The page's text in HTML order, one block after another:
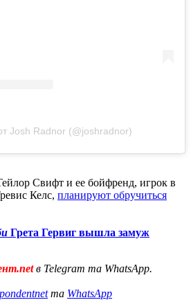
Josh Radnor (@joshradnor)
Свифт и ее бойфренд, игрок в
Келс, планируют обручиться
Грета Гервиг вышла замуж
в Telegram та WhatsApp.
та WhatsApp